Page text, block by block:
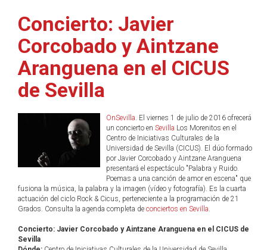
Concierto: Javier
Corcobado y Aintzane
Aranguena en el CICUS
de Sevilla
OnSevilla. El viernes 1 de julio de 2016 ofrecerá
un concierto en Sevilla Los Morenitos en el
Centro de Iniciativas Culturales de la
Universidad de Sevilla (CICUS). El dúo formado
por Javier Corcobado y Aintzane Aranguena
presentará el espectáculo "Palabra y Ruido.
Poemas a una canción de amor en escena" que
fusiona la música, la palabra y la imagen (vídeo y fotografía). Es la cuarta
actuación del ciclo Rock & Cicus, perteneciente a la programación de 21
Grados. Consulta la agenda completa de conciertos en Sevilla.
Concierto: Javier Corcobado y Aintzane Aranguena en el CICUS de
Sevilla